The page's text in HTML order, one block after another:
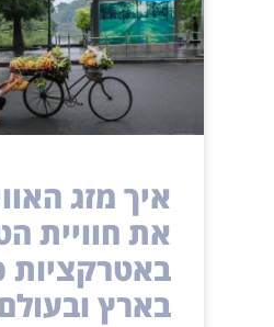
איך מזג
את חוויית
באטרקציות
בארץ ובעולם